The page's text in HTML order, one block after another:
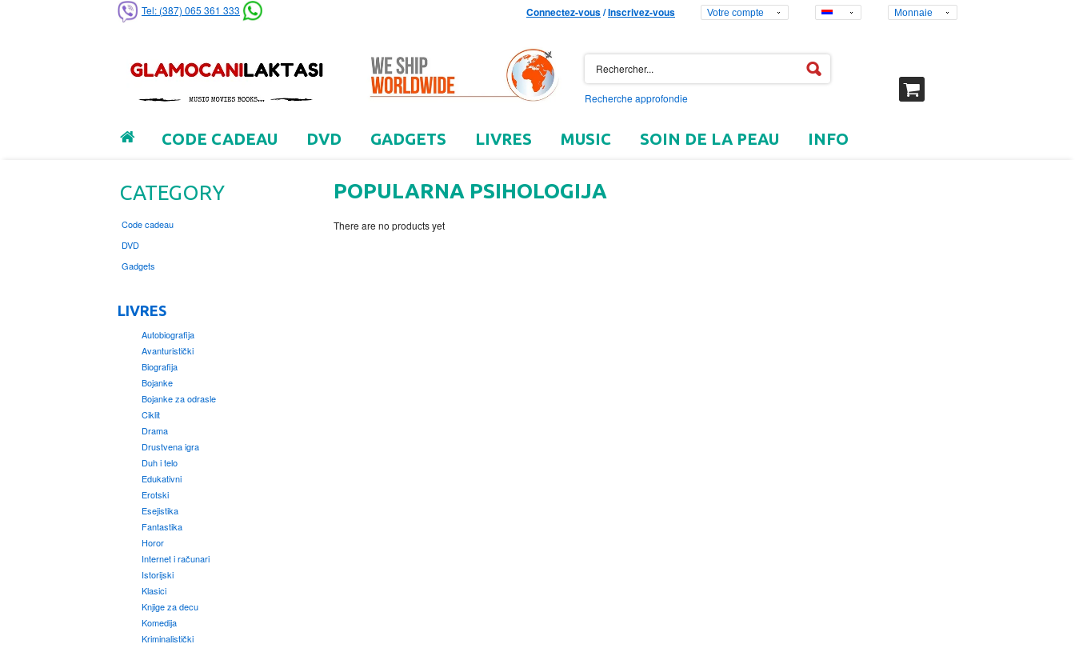
Tel: (387) 065 361 333 Connectez-vous/Inscrivez-vous Votre compte Monnaie
Recherche approfondie
CODE CADEAU DVD GADGETS LIVRES MUSIC SOIN DE LA PEAU INFO
POPULARNA PSIHOLOGIJA
There are no products yet
CATEGORY
Code cadeau
DVD
Gadgets
LIVRES
Autobiografija
Avanturistički
Biografija
Bojanke
Bojanke za odrasle
Ciklit
Drama
Drustvena igra
Duh i telo
Edukativni
Erotski
Esejistika
Fantastika
Horor
Internet i računari
Istorijski
Klasici
Knjige za decu
Komedija
Kriminalistički